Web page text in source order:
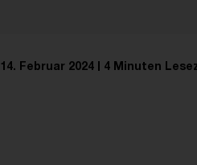
14. Februar 2024 4 Minuten